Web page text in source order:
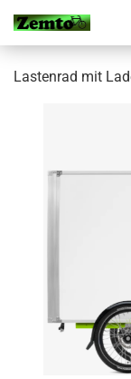
Lastenrad mit